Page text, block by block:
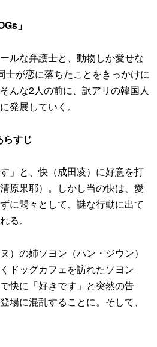
」
ルな弁護士と、動物しか愛せな
士が恋に落ちたことをきっかけに
んな2人の前に、訳アリの韓国人
発展していく。
すじ
」と、快（成田凌）に好意を打
原果耶）。しかし当の快は、愛
に悶々として、謎な行動に出て
る。
）の姉ソヨン（ハン・ジウン）
ドッグカフェを訪れたソヨン
快に「好きです」と突然の告
場に混乱することに。そして、